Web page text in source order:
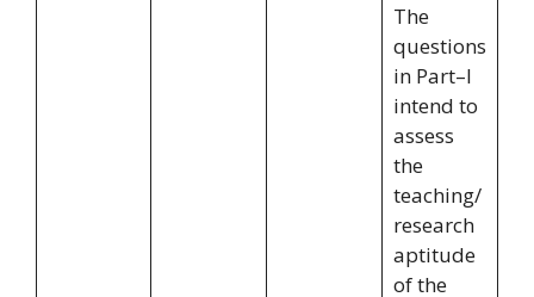
The
questions
in Part–I
intend to
assess
the
teaching/
research
aptitude
of the